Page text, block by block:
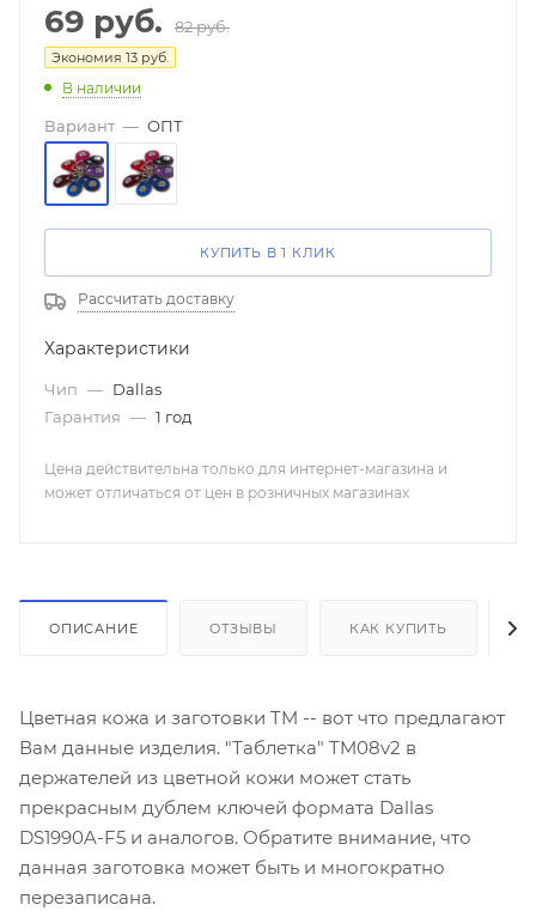
69 руб. 82руб.
Экономия 13 руб.
В наличии
Вариант — ОПТ
КУПИТЬ В 1 КЛИК
Рассчитать доставку
Характеристики
Чип — Dallas
Гарантия — 1 год
Цена действительна только для интернет-магазина и
может отличаться от цен в розничных магазинах
ОПИСАНИЕ ОТЗЫВЫ КАК КУПИТЬ
Цветная кожа и заготовки TM -- вот что предлагают
Вам данные изделия. "Таблетка" TM08v2 в
держателей из цветной кожи может стать
прекрасным дублем ключей формата Dallas
DS1990A-F5 и аналогов. Обратите внимание, что
данная заготовка может быть и многократно
перезаписана.